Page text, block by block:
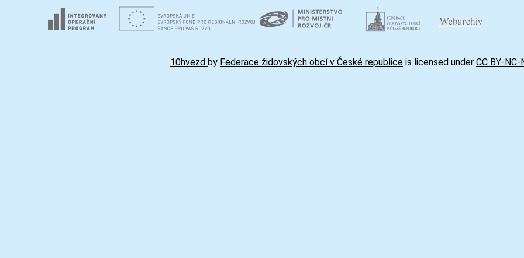
10hvezd by Federace židovských obcí v České republice is licensed under CC BY-NC-